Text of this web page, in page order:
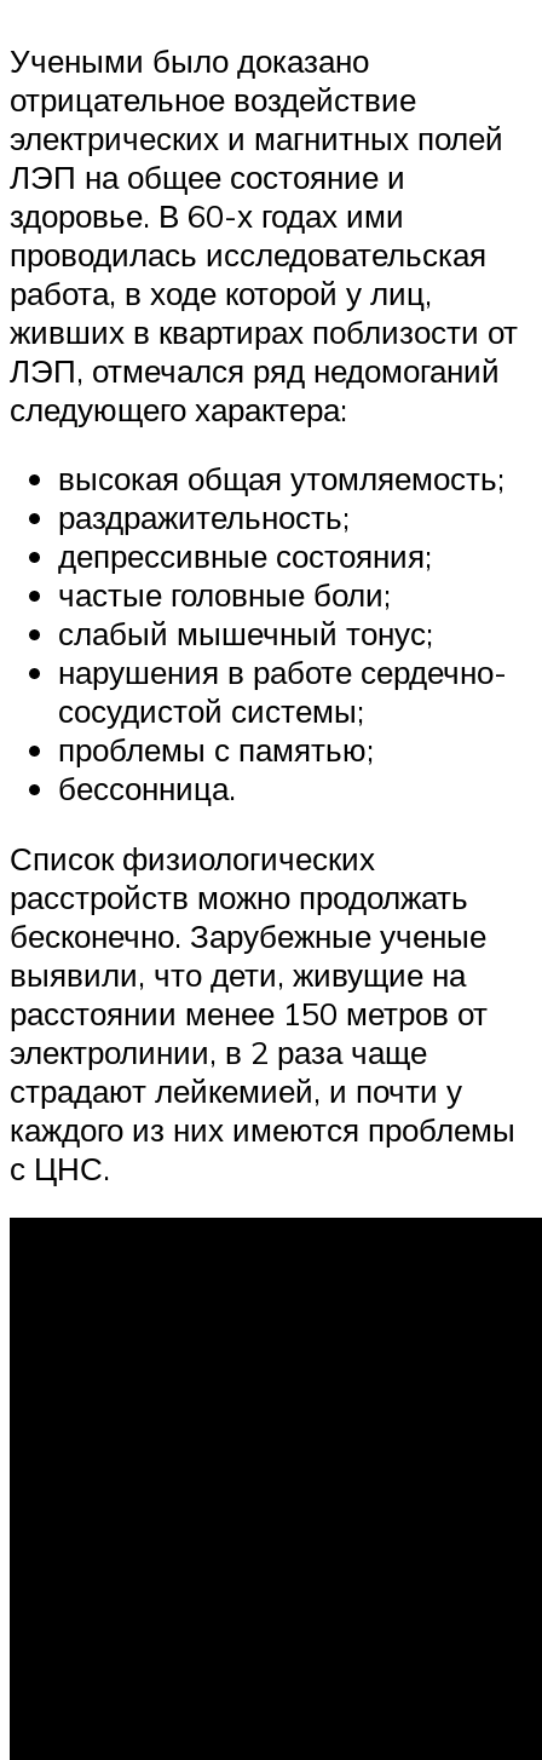
Учеными было доказано
отрицательное воздействие
электрических и магнитных полей
ЛЭП на общее состояние и
здоровье. В 60-х годах ими
проводилась исследовательская
работа, в ходе которой у лиц,
живших в квартирах поблизости от
ЛЭП, отмечался ряд недомоганий
следующего характера:
высокая общая утомляемость;
раздражительность;
депрессивные состояния;
частые головные боли;
слабый мышечный тонус;
нарушения в работе сердечно-
сосудистой системы;
проблемы с памятью;
бессонница.
Список физиологических
расстройств можно продолжать
бесконечно. Зарубежные ученые
выявили, что дети, живущие на
расстоянии менее 150 метров от
электролинии, в 2 раза чаще
страдают лейкемией, и почти у
каждого из них имеются проблемы
с ЦНС.